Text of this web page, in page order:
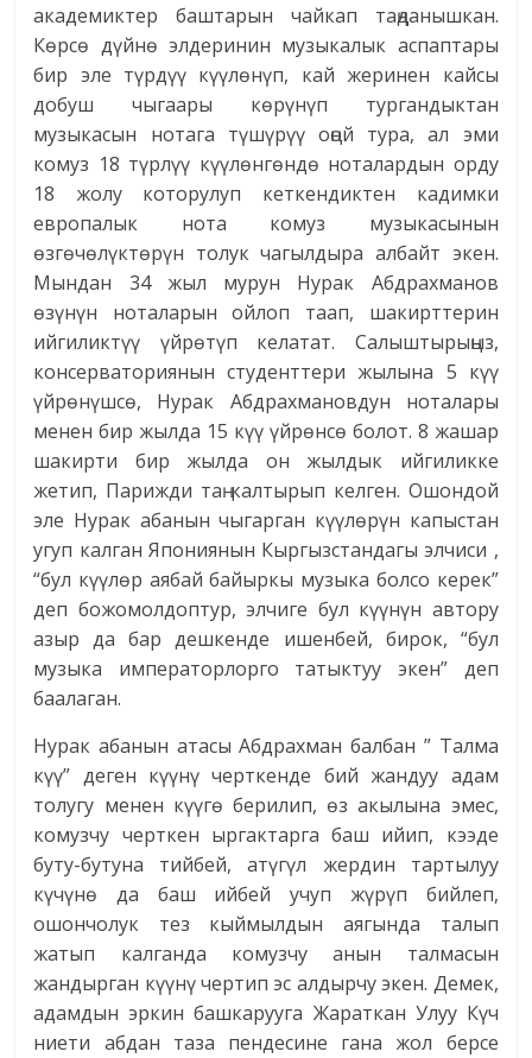
академиктер баштарын чайкап таңданышкан.
Көрсө дүйнө элдеринин музыкалык аспаптары
бир эле түрдүү күүлөнүп, кай жеринен кайсы
добуш чыгаары көрүнүп тургандыктан
музыкасын нотага түшүрүү оңой тура, ал эми
комуз 18 түрлүү күүлөнгөндө ноталардын орду
18 жолу которулуп кеткендиктен кадимки
европалык нота комуз музыкасынын
өзгөчөлүктөрүн толук чагылдыра албайт экен.
Мындан 34 жыл мурун Нурак Абдрахманов
өзүнүн ноталарын ойлоп таап, шакирттерин
ийгиликтүү үйрөтүп келатат. Салыштырыңыз,
консерваториянын студенттери жылына 5 күү
үйрөнүшсө, Нурак Абдрахмановдун ноталары
менен бир жылда 15 күү үйрөнсө болот. 8 жашар
шакирти бир жылда он жылдык ийгиликке
жетип, Парижди таң калтырып келген. Ошондой
эле Нурак абанын чыгарган күүлөрүн капыстан
угуп калган Япониянын Кыргызстандагы элчиси ,
“бул күүлөр аябай байыркы музыка болсо керек”
деп божомолдоптур, элчиге бул күүнүн автору
азыр да бар дешкенде ишенбей, бирок, “бул
музыка императорлорго татыктуу экен” деп
баалаган.
Нурак абанын атасы Абдрахман балбан ” Талма
күү” деген күүнү черткенде бий жандуу адам
толугу менен күүгө берилип, өз акылына эмес,
комузчу черткен ыргактарга баш ийип, кээде
буту-бутуна тийбей, атүгүл жердин тартылуу
күчүнө да баш ийбей учуп жүрүп бийлеп,
ошончолук тез кыймылдын аягында талып
жатып калганда комузчу анын талмасын
жандырган күүнү чертип эс алдырчу экен. Демек,
адамдын эркин башкарууга Жараткан Улуу Күч
ниети абдан таза пендесине гана жол берсе